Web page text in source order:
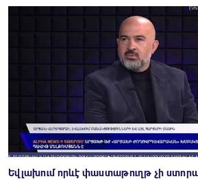
Եվլախում որևէ փաստաթուղթ չի